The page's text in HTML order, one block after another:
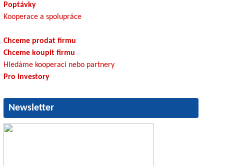
Poptávky
Kooperace a spolupráce
Chceme prodat firmu
Chceme koupit firmu
Hledáme kooperaci nebo partnery
Pro investory
Newsletter